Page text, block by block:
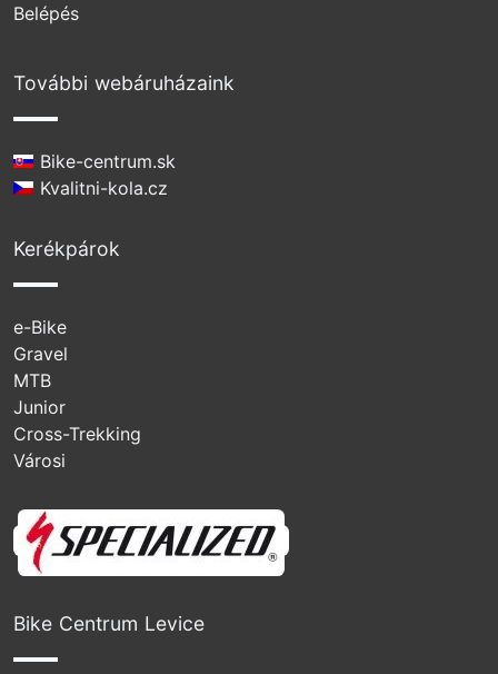
Belépés
További webáruházaink
Bike-centrum.sk
Kvalitni-kola.cz
Kerékpárok
e-Bike
Gravel
MTB
Junior
Cross-Trekking
Városi
Specialized
Bike Centrum Levice